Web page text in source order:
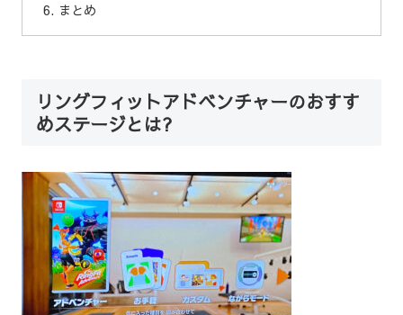
まとめ
リングフィットアドベンチャーのおすす
めステージとは?